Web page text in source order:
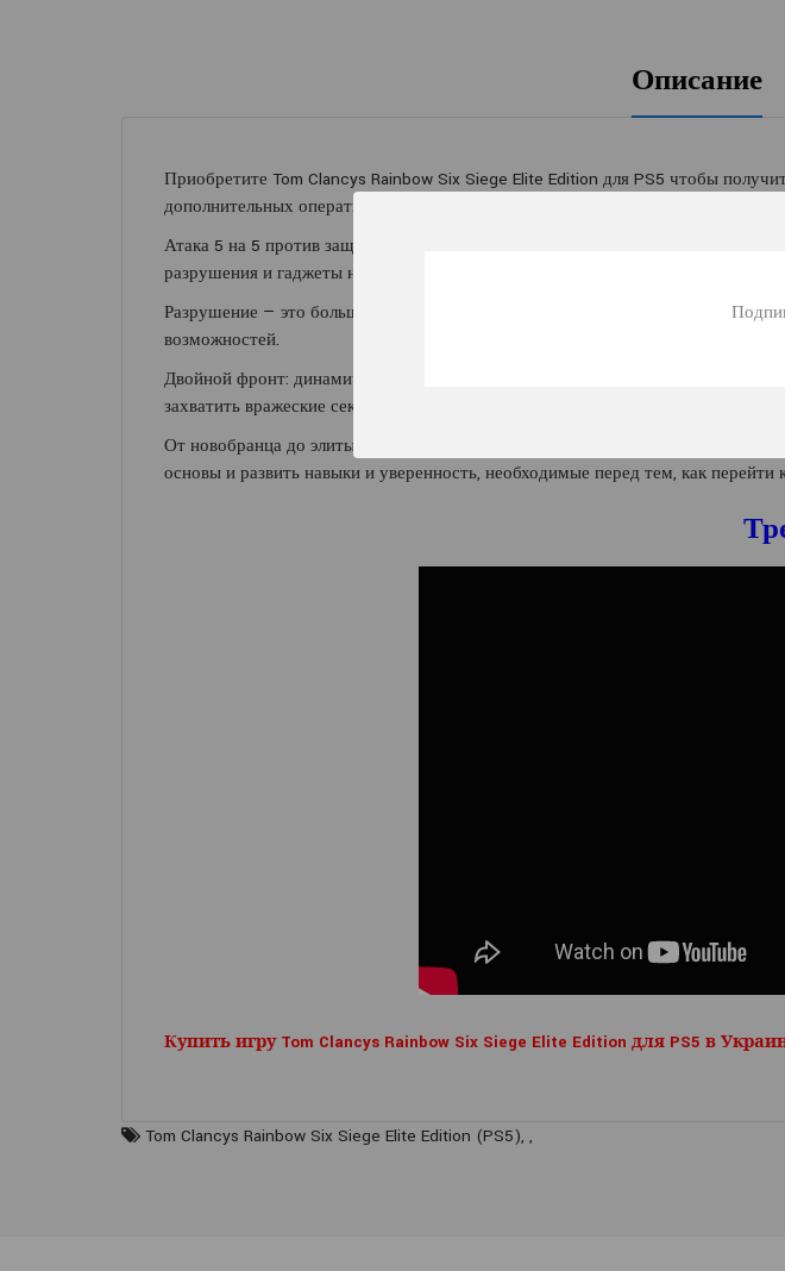
Описание
Приобретите Tom Clancys Rainbow Six Siege Elite Edition для PS5 чтобы
дополнительных оперативников!
Атака 5 на 5 против защиты - чередуйте атаку и защиту, адаптируя свой
разрушения и гаджеты нового уровня, чтобы перехитрить противников в
Разрушение — это больше, чем хаос: это ключевой инструмент вашего
возможностей.
Двойной фронт: динамичная тактическая война 6 на 6 - участвуйте в
захватить вражеские сектора, одновременно защищая свои собственные.
От новобранца до элиты - продуманное обучение для новых игроков,
основы и развить навыки и уверенность, необходимые перед тем, как перейти
Купить игру Tom Clancys Rainbow Six Siege Elite Edition для PS5 в
Tom Clancys Rainbow Six Siege Elite Edition (PS5), ,